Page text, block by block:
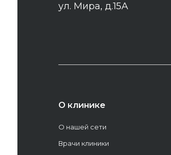
ул. Мира, д.15А
О клинике
О нашей сети
Врачи клиники